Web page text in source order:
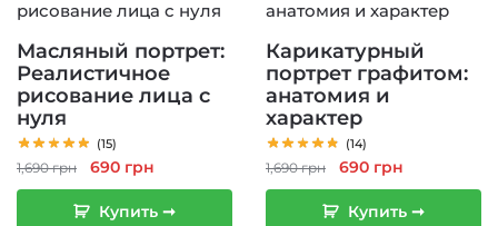
Масляный портрет:
Реалистичное
рисование лица с
нуля
(15)
1,690грн
Первоначальная
цена
составляла
690 грн
цена:
690 грн.
Купить ➞
Карикатурный
портрет графитом:
анатомия и
характер
(14)
1,690грн
Первоначальная
цена
составляла
690 грн
цена:
690 грн.
Купить ➞